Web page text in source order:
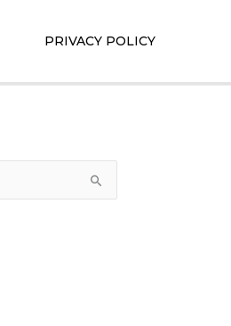
PRIVACY POLICY